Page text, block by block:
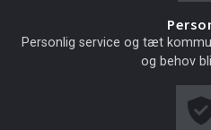
Personlig service og tæt
og behov